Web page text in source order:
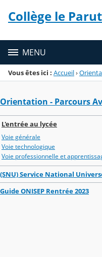
Menu de la rubrique
Contenu
Collège le
MENU
Vous êtes ici : Accueil›
Orientation - Parcours
L'entrée au lycée
Voie générale
Voie technologique
Voie professionnelle et
(SNU) Service National
Guide ONISEP Rentrée 2023